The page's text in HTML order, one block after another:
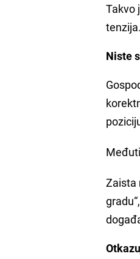
Takvo
tenzija.
Niste
Zaista